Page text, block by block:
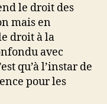
le droit des
mais en
droit à la
avec
qu’à l’instar de
pour les